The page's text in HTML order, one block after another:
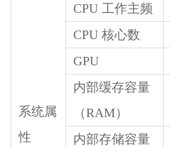
系统属
性
CPU 工作主频
CPU 核心数
GPU
内部缓存容量
（RAM）
内部存储容量